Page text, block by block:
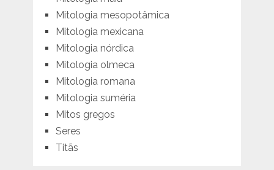
Mitologia mesopotâmica
Mitologia mexicana
Mitologia nórdica
Mitologia olmeca
Mitologia romana
Mitologia suméria
Mitos gregos
Seres
Titãs